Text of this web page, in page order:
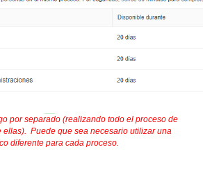
por separado (realizando todo el proceso de
Puede que sea necesario utilizar una
diferente para cada proceso.